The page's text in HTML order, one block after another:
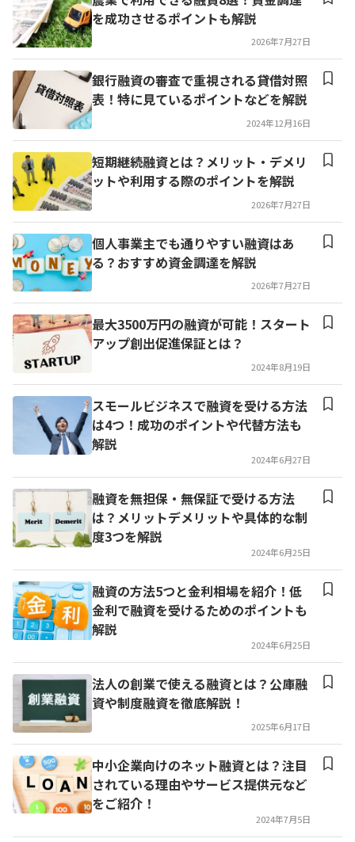
を成功させるポイントも解説
2026年7月27日
銀行融資の審査で重視される貸借対照
表！特に見ているポイントなどを解説
2024年12月16日
短期継続融資とは？メリット・デメリ
ットや利用する際のポイントを解説
2026年7月27日
個人事業主でも通りやすい融資はあ
る？おすすめ資金調達を解説
2026年7月27日
最大3500万円の融資が可能！スタート
アップ創出促進保証とは？
2024年8月19日
スモールビジネスで融資を受ける方法
は4つ！成功のポイントや代替方法も
解説
2024年6月27日
融資を無担保・無保証で受ける方法
は？メリットデメリットや具体的な制
度3つを解説
2024年6月25日
融資の方法5つと金利相場を紹介！低
金利で融資を受けるためのポイントも
解説
2024年6月25日
法人の創業で使える融資とは？公庫融
資や制度融資を徹底解説！
2025年6月17日
中小企業向けのネット融資とは？注目
されている理由やサービス提供元など
をご紹介！
2024年7月5日